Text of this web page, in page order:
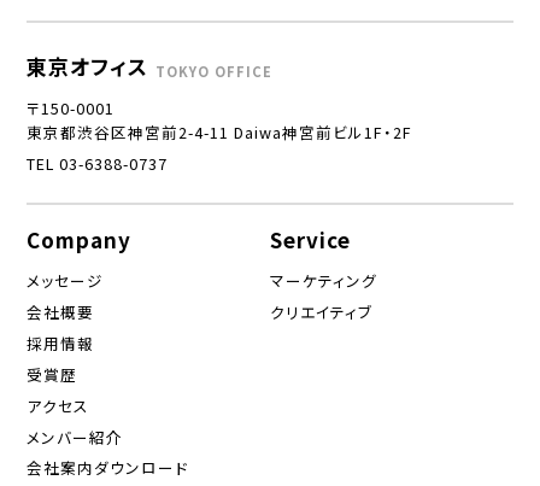
東京オフィス TOKYO OFFICE
〒150-0001
東京都渋谷区神宮前2-4-11 Daiwa神宮前ビル1F・2F
TEL 03-6388-0737
Company
メッセージ
会社概要
採用情報
受賞歴
アクセス
メンバー紹介
会社案内ダウンロード
Service
マーケティング
クリエイティブ